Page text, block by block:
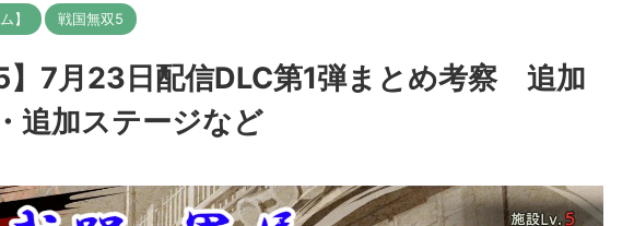
】 戦国無双5
5】7月23日配信DLC第1弾まとめ考察 追加
追加ステージなど